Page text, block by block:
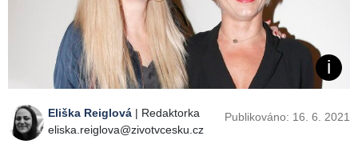
Eliška Reiglová | Redaktorka
eliska.reiglova@zivotvcesku.cz
Publikováno: 16. 6. 2021